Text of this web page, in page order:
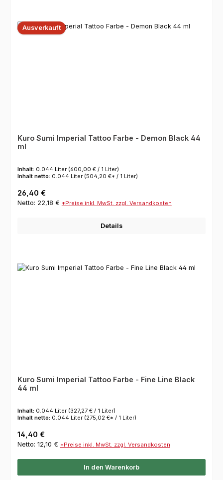
Ausverkauft
Kuro Sumi Imperial Tattoo Farbe - Demon Black 44
ml
Inhalt: 0.044 Liter (600,00 € / 1 Liter)
Inhalt netto: 0.044 Liter (504,20 €* / 1 Liter)
Regulärer Preis:
26,40 €
Netto: 22,18 € *Preise inkl. MwSt. zzgl. Versandkosten
Details
Kuro Sumi Imperial Tattoo Farbe - Fine Line Black
44 ml
Inhalt: 0.044 Liter (327,27 € / 1 Liter)
Inhalt netto: 0.044 Liter (275,02 €* / 1 Liter)
Regulärer Preis:
14,40 €
Netto: 12,10 € *Preise inkl. MwSt. zzgl. Versandkosten
In den Warenkorb